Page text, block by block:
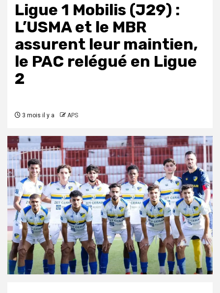
Ligue 1 Mobilis (J29) :
L’USMA et le MBR
assurent leur maintien,
le PAC relégué en Ligue
2
3 mois il y a APS